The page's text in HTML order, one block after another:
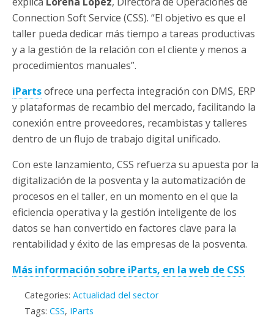
Connection Soft Service (CSS). “El objetivo es que el
taller pueda dedicar más tiempo a tareas productivas
y a la gestión de la relación con el cliente y menos a
procedimientos manuales”.
iPartsofrece una perfecta integración con DMS, ERP
y plataformas de recambio del mercado, facilitando la
conexión entre proveedores, recambistas y talleres
dentro de un flujo de trabajo digital unificado.
Con este lanzamiento, CSS refuerza su apuesta por la
digitalización de la posventa y la automatización de
procesos en el taller, en un momento en el que la
eficiencia operativa y la gestión inteligente de los
datos se han convertido en factores clave para la
rentabilidad y éxito de las empresas de la posventa.
Más información sobre iParts, en la web de CSS
Categories: Actualidad del sector
Tags: CSS, IParts